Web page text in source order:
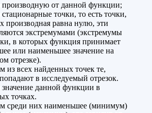
от данной функции;
точки, то есть точки,
производная равна нулю, эти
экстремумами (экстремумы
в которых функция принимает
или наименьшее значение на
отрезке).
из всех найденных точек те,
в исследуемый отрезок.
данной функции в
точках.
среди них наименьшее (минимум)